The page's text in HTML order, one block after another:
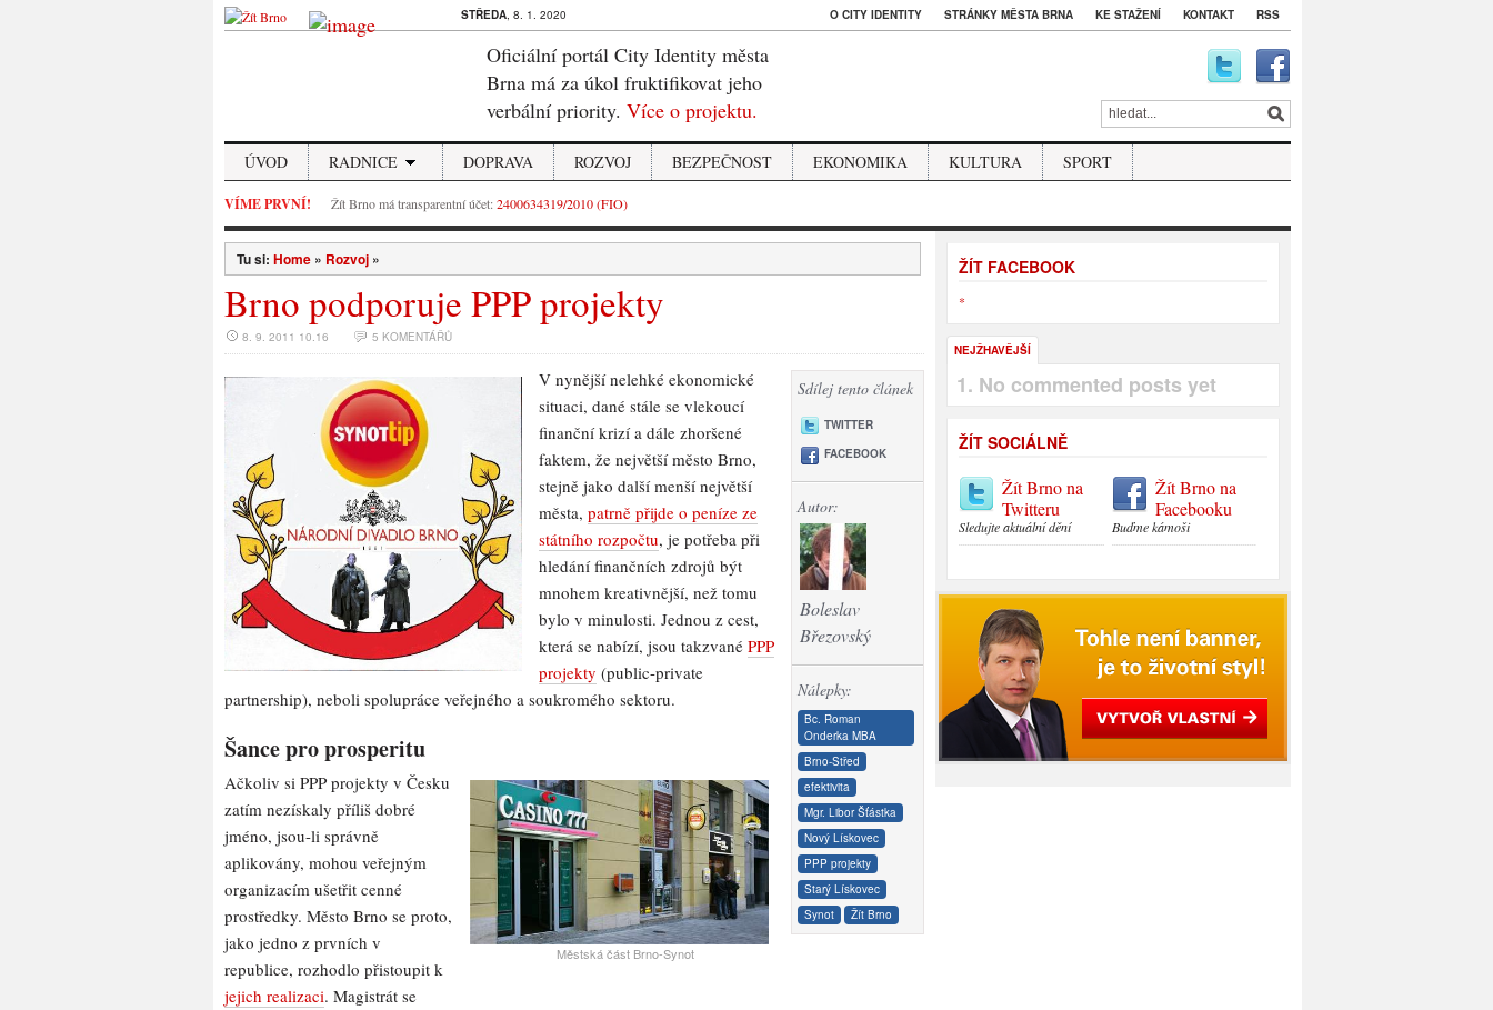
STŘEDA, 8. 1. 2020 O CITY IDENTITY STRÁNKY MĚSTA BRNA KE STAŽENÍ KONTAKT RSS
Oficiální portál City Identity města
Brna má za úkol fruktifikovat jeho
verbální priority. Více o projektu.
ÚVOD RADNICE DOPRAVA ROZVOJ BEZPEČNOST EKONOMIKA KULTURA SPORT
VÍME PRVNÍ! Žít Brno má transparentní účet:2400634319/2010 (FIO)
ŽÍT FACEBOOK
*
NEJŽHAVĚJŠÍ
No commented posts yet
ŽÍT SOCIÁLNĚ
Žít Brno na
Twitteru
Sledujte aktuální dění
Žít Brno na
Facebooku
Buďme kámoši
Tu si: Home » Rozvoj »
Brno podporuje PPP projekty
8. 9. 2011 10.16 5 KOMENTÁŘŮ
Sdílej tento článek
TWITTER
FACEBOOK
Autor:
Boleslav
Březovský
Nálepky:
Bc. Roman
Onderka MBA
Brno-Střed
efektivita
Mgr. Libor Šťástka
Nový Lískovec
PPP projekty
Starý Lískovec
Synot
Žít Brno
V nynější nelehké ekonomické
situaci, dané stále se vlekoucí
finanční krizí a dále zhoršené
faktem, že největší město Brno,
stejně jako další menší největší
města, patrně přijde o peníze ze
státního rozpočtu, je potřeba při
hledání finančních zdrojů být
mnohem kreativnější, než tomu
bylo v minulosti. Jednou z cest,
která se nabízí, jsou takzvané PPP
projekty (public-private
partnership), neboli spolupráce veřejného a soukromého sektoru.
Šance pro prosperitu
Městská část Brno-Synot
Ačkoliv si PPP projekty v Česku
zatím nezískaly příliš dobré
jméno, jsou-li správně
aplikovány, mohou veřejným
organizacím ušetřit cenné
prostředky. Město Brno se proto,
jako jedno z prvních v
republice, rozhodlo přistoupit k
jejich realizaci. Magistrát se